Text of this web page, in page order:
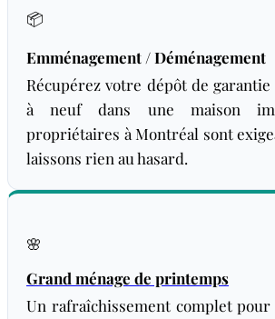
📦
Emménagement / Déménagement
Récupérez votre dépôt de
à neuf dans une maison
propriétaires à Montréal sont
laissons rien au hasard.
🌸
Grand ménage de printemps
Un rafraîchissement complet